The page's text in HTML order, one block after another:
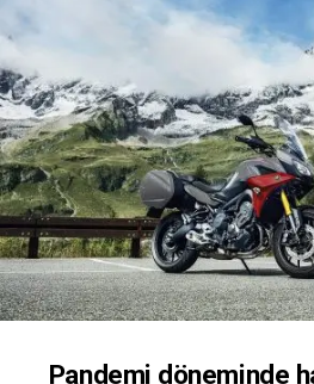
Pandemi döneminde